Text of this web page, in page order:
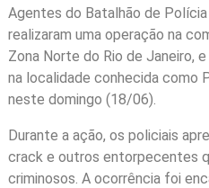
ENTRETENIMENTO
COLUNAS
Agentes do Batalhão de Polícia
realizaram uma operação na
Zona Norte do Rio de Janeiro,
na localidade conhecida como
neste domingo (18/06).
Durante a ação, os policiais
crack e outros entorpecentes
criminosos. A ocorrência foi